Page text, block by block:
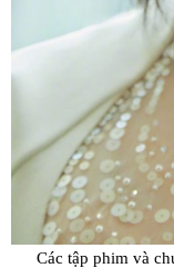
Các tập phim và